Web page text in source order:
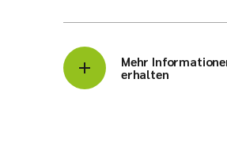
Mehr
erhalten